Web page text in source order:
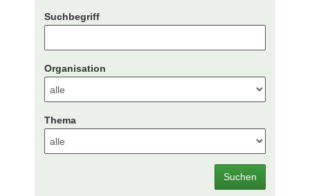
Suchbegriff
Organisation
Thema
Suchen